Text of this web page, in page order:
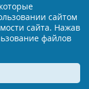
сайтом
сайта. Нажав
файлов